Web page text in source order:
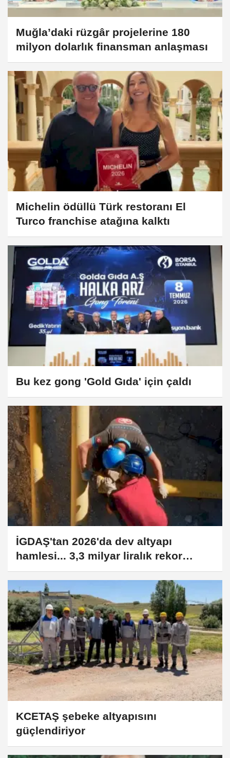
Muğla’daki rüzgâr projelerine 180
milyon dolarlık finansman anlaşması
Michelin ödüllü Türk restoranı El
Turco franchise atağına kalktı
Bu kez gong 'Gold Gıda' için çaldı
İGDAŞ'tan 2026'da dev altyapı
hamlesi... 3,3 milyar liralık rekor
yatırım
KCETAŞ şebeke altyapısını
güçlendiriyor